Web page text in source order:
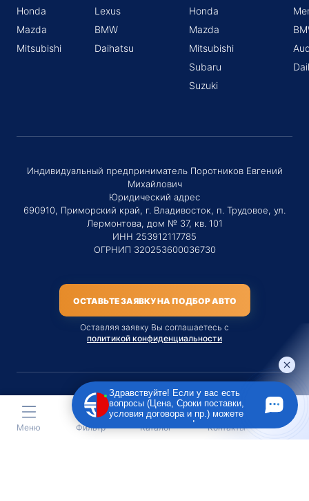
Honda
Mazda
Mitsubishi
Lexus
BMW
Daihatsu
Honda
Mazda
Mitsubishi
Subaru
Suzuki
Индивидуальный предприниматель Поротников Евгений
Михайлович
Юридический адрес
690910, Приморский край, г. Владивосток, п. Трудовое, ул.
Лермонтова, дом № 37, кв. 101
ИНН 253912117785
ОГРНИП 320253600036730
ОСТАВЬТЕ ЗАЯВКУ НА ПОДБОР АВТО
Оставляя заявку Вы соглашаетесь с
политикой конфиденциальности
Материалы данного сайта являются публичной офертой
только на услугу сопровождения Агентом приобретения
транспортного средства Клиентом.
Меню Фильтр Каталог Контакты
Здравствуйте! Если у вас есть
вопросы (Цена, Сроки поставки,
условия договора и пр.) можете
задать их мне в чат!